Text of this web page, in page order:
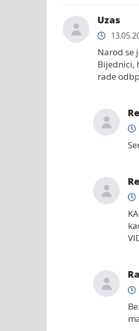
Uzas
Narod se
Bijednici,
rade
Re